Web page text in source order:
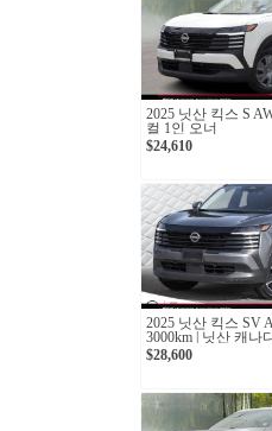
2025 닛산 킥스 S
컬 1인 오너
$24,610
2025 닛산 킥스 SV
3000km | 닛산 캐나
$28,600